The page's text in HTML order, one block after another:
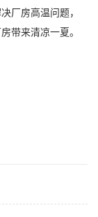
厂房高温问题，
带来清凉一夏。